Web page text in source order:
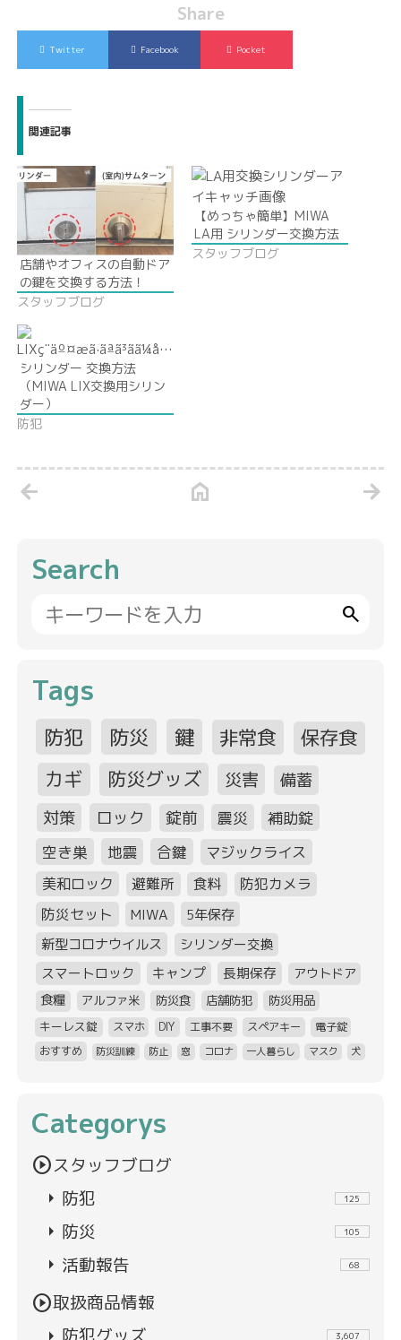
Share
Twitter Facebook Pocket
関連記事
店舗やオフィスの自動ドア
の鍵を交換する方法！
スタッフブログ
【めっちゃ簡単】MIWA
LA用 シリンダー交換方法
スタッフブログ
シリンダー 交換方法
（MIWA LIX交換用シリン
ダー）
防犯
arrow_back home arrow_forward
Search
search
Tags
防犯 防災 鍵 非常食
保存食
カギ
防災グッズ 災害
備蓄
対策
ロック 錠前 震災
補助錠
空き巣
地震 合鍵
マジックライス
美和ロック
避難所 食料
防犯カメラ
防災セット
MIWA
5年保存
新型コロナウイルス
シリンダー交換
スマートロック
キャンプ 長期保存
アウトドア
食糧
アルファ米 防災食 店舗防犯 防災用品
キーレス錠 スマホ DIY 工事不要 スペアキー
電子錠
おすすめ
防災訓練 防止 窓 コロナ 一人暮らし マスク 犬
Categorys
play_circleスタッフブログ
arrow_right 防犯 125
arrow_right 防災 105
arrow_right 活動報告 68
play_circle取扱商品情報
3,607